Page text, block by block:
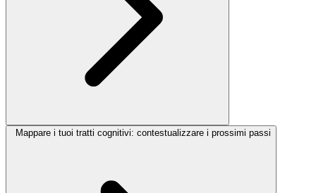
Mappare i tuoi tratti cognitivi: contestualizzare i prossimi passi